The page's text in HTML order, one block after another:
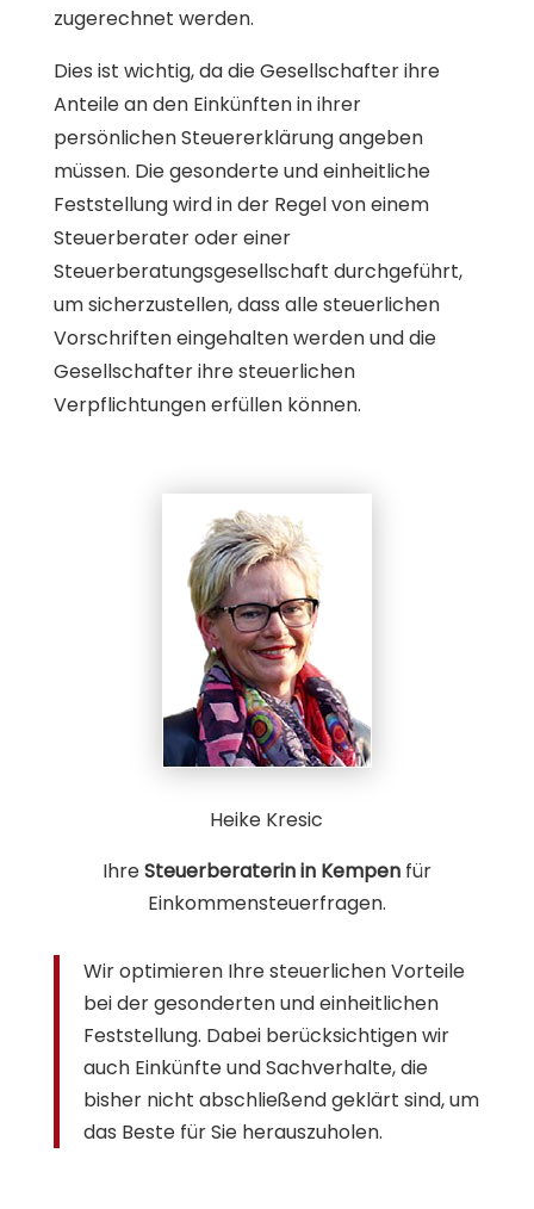
zugerechnet werden.
Dies ist wichtig, da die Gesellschafter ihre
Anteile an den Einkünften in ihrer
persönlichen Steuererklärung angeben
müssen. Die gesonderte und einheitliche
Feststellung wird in der Regel von einem
Steuerberater oder einer
Steuerberatungsgesellschaft durchgeführt,
um sicherzustellen, dass alle steuerlichen
Vorschriften eingehalten werden und die
Gesellschafter ihre steuerlichen
Verpflichtungen erfüllen können.
Heike Kresic
IhreSteuerberaterin in Kempenfür
Einkommensteuerfragen.
Wir optimieren Ihre steuerlichen Vorteile
bei der gesonderten und einheitlichen
Feststellung. Dabei berücksichtigen wir
auch Einkünfte und Sachverhalte, die
bisher nicht abschließend geklärt sind, um
das Beste für Sie herauszuholen.